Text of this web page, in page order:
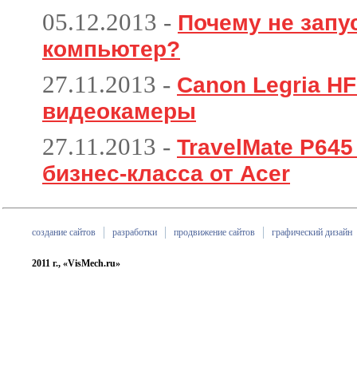
05.12.2013 - Почему не
компьютер?
27.11.2013 - Canon Legria
видеокамеры
27.11.2013 - TravelMate
бизнес-класса от Acer
создание сайтов разработки продвижение сайтов графический дизайн
2011 г., «VisMech.ru»